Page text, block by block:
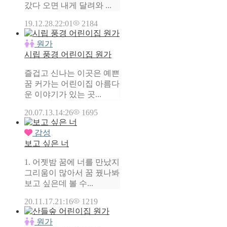
갔다 오면 내게 달려와 ...
19.12.28.22:01 2184
원가
시립 풍경 어린이집 원가
즐겁고 신나는 이곳은 예쁜
꿈 커가는 어린이집 아름다
운 이야기가 있는 곳...
20.07.13.14:26 1695
감성
보고 싶은 너
1. 어젯밤 꿈에 너를 만났지
그리움이 많아서 꿈 꿨나봐
보고 싶은데 볼 수...
20.11.17.21:16 1219
원가